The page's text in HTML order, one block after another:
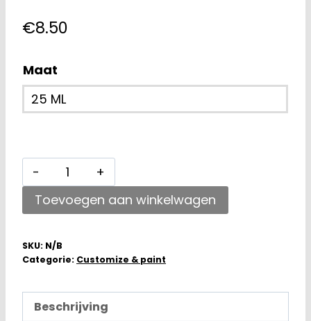
€8.50
Maat
25 ML
Tarrago
Sneaker
Paint
Cream
300
aantal
Toevoegen aan winkelwagen
SKU: N/B
Categorie: Customize & paint
Beschrijving